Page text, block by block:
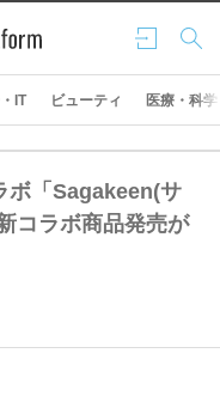
ログ
イン
検索
IT ビューティ 医療・科学
ボ「Sagakeen(サ
コラボ商品発売が